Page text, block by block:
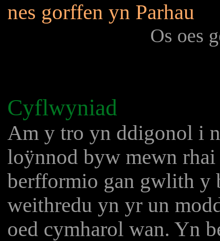
nes gorffen yn Parhau
Os oes
Cyflwyniad
Am y tro yn ddigonol i
loÿnnod byw mewn
berfformio gan gwlith y
weithredu yn yr un
oed cymharol wan. Yn